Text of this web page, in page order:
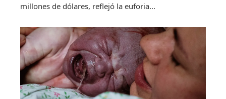
millones de dólares, reflejó la euforia...